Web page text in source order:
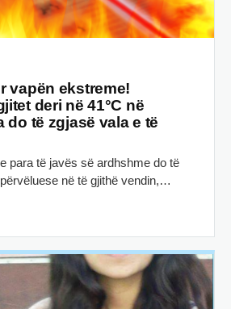
vapën ekstreme!
deri në 41°C në
do të zgjasë vala e të
para të javës së ardhshme do të
në të gjithë vendin,…